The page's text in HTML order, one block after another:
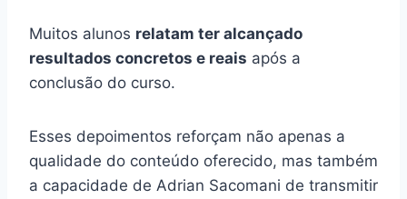
Muitos alunos relatam ter alcançado
resultados concretos e reais após a
conclusão do curso.
Esses depoimentos reforçam não apenas a
qualidade do conteúdo oferecido, mas também
a capacidade de Adrian Sacomani de transmitir